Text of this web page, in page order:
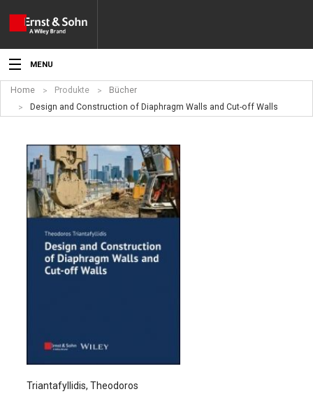
MENU
Aktuelles
Angebote
Fachgebiete
Produkte
Werben
Verlag
Sprache / Language: DE
Home Produkte
Bücher
Design and Construction of Diaphragm Walls and Cut-off Walls
Triantafyllidis, Theodoros